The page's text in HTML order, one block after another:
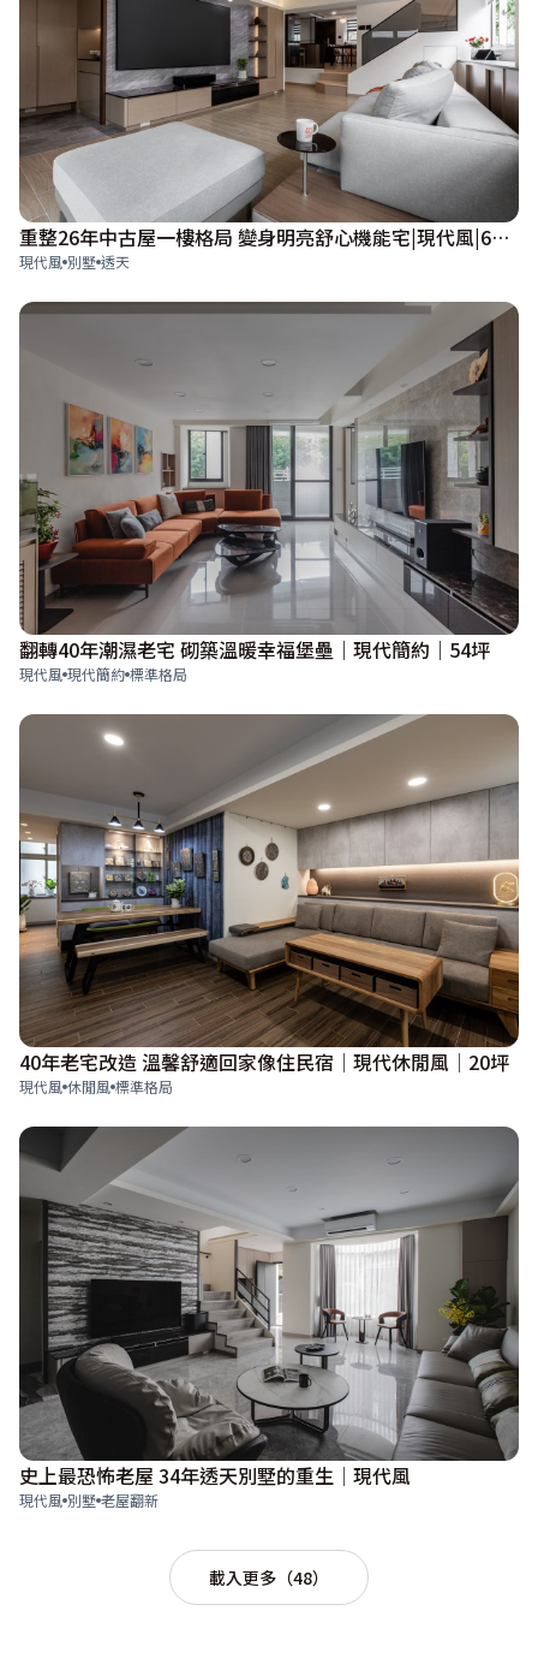
重整26年中古屋一樓格局 變身明亮舒心機能宅|現代風|63坪
現代風 別墅 透天
翻轉40年潮濕老宅 砌築溫暖幸福堡壘｜現代簡約｜54坪
現代風 現代簡約 標準格局
40年老宅改造 溫馨舒適回家像住民宿│現代休閒風│20坪
現代風 休閒風 標準格局
史上最恐怖老屋 34年透天別墅的重生│現代風
現代風 別墅 老屋翻新
載入更多（48）